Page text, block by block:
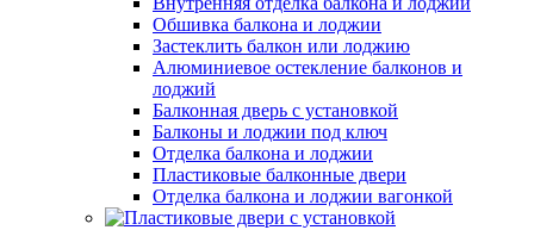
Обшивка балкона и лоджии
Застеклить балкон или лоджию
Алюминиевое остекление балконов и
лоджий
Балконная дверь с установкой
Балконы и лоджии под ключ
Отделка балкона и лоджии
Пластиковые балконные двери
Отделка балкона и лоджии вагонкой